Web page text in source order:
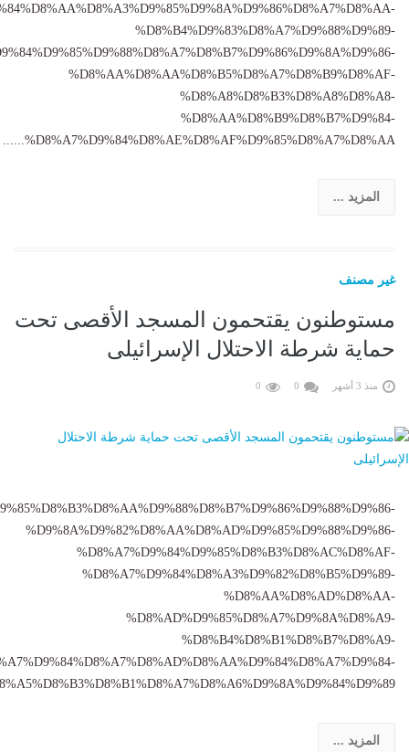
%D8%B4%D9%83%D8%A7%D9%88%D9%89-
%D8%AA%D8%AA%D8%B5%D8%A7%D8%B9%D8%AF-
%D8%A8%D8%B3%D8%A8%D8%A8-
%D8%AA%D8%B9%D8%B7%D9%84-
%D8%A7%D9%84%D8%AE%D8%AF%D9%85%D8%A7%D8%AA......
المزيد ...
غير مصنف
مستوطنون يقتحمون المسجد الأقصى تحت
حماية شرطة الاحتلال الإسرائيلى
منذ 3 أشهر 0
0
%D9%8A%D9%82%D8%AA%D8%AD%D9%85%D9%88%D9%86-
%D8%A7%D9%84%D9%85%D8%B3%D8%AC%D8%AF-
%D8%A7%D9%84%D8%A3%D9%82%D8%B5%D9%89-
%D8%AA%D8%AD%D8%AA-
%D8%AD%D9%85%D8%A7%D9%8A%D8%A9-
%D8%B4%D8%B1%D8%B7%D8%A9-
المزيد ...